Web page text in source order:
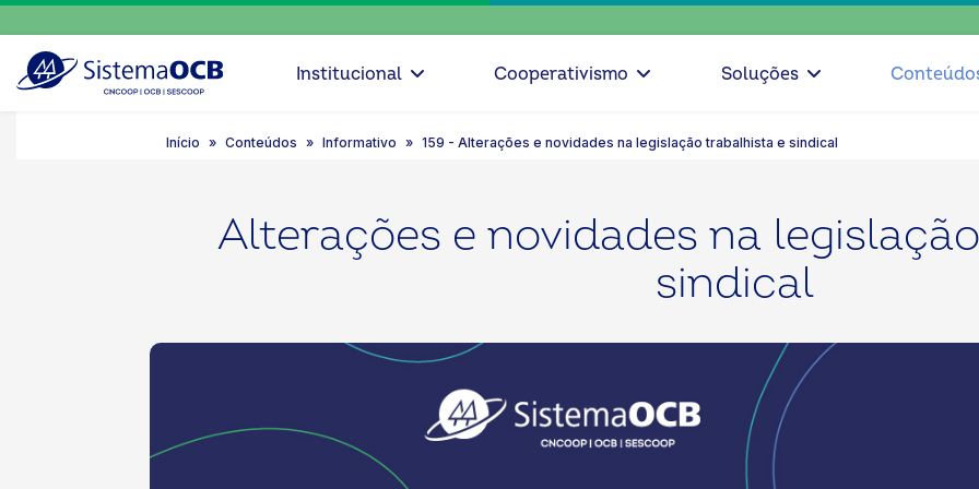
Institucional Cooperativismo Soluções
Início Conteúdos Informativo 159 - Alterações e novidades na legislação trabalhista e sindical
Alterações e novidades na
sindical